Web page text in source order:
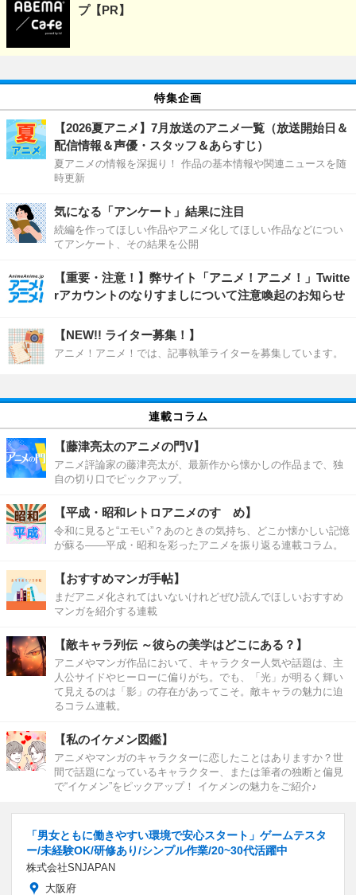
プ【PR】
特集企画
【2026夏アニメ】7月放送のアニメ一覧（放送開始日＆
配信情報＆声優・スタッフ＆あらすじ）
夏アニメの情報を深掘り！ 作品の基本情報や関連ニュースを随
時更新
気になる「アンケート」結果に注目
続編を作ってほしい作品やアニメ化してほしい作品などについ
てアンケート、その結果を公開
【重要・注意！】弊サイト「アニメ！アニメ！」Twitte
rアカウントのなりすましについて注意喚起のお知らせ
【NEW!! ライター募集！】
アニメ！アニメ！では、記事執筆ライターを募集しています。
連載コラム
【藤津亮太のアニメの門V】
アニメ評論家の藤津亮太が、最新作から懐かしの作品まで、独
自の切り口でピックアップ。
【平成・昭和レトロアニメのすゝめ】
令和に見ると“エモい”？あのときの気持ち、どこか懐かしい記憶
が蘇る――平成・昭和を彩ったアニメを振り返る連載コラム。
【おすすめマンガ手帖】
まだアニメ化されてはいないけれどぜひ読んでほしいおすすめ
マンガを紹介する連載
【敵キャラ列伝 ～彼らの美学はどこにある？】
アニメやマンガ作品において、キャラクター人気や話題は、主
人公サイドやヒーローに偏りがち。でも、「光」が明るく輝い
て見えるのは「影」の存在があってこそ。敵キャラの魅力に迫
るコラム連載。
【私のイケメン図鑑】
アニメやマンガのキャラクターに恋したことはありますか？世
間で話題になっているキャラクター、または筆者の独断と偏見
で“イケメン”をピックアップ！ イケメンの魅力をご紹介♪
「男女ともに働きやすい環境で安心スタート」ゲームテスタ
ー/未経験OK/研修あり/シンプル作業/20~30代活躍中
株式会社SNJAPAN
大阪府